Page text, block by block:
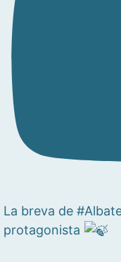
La breva de
protagonista